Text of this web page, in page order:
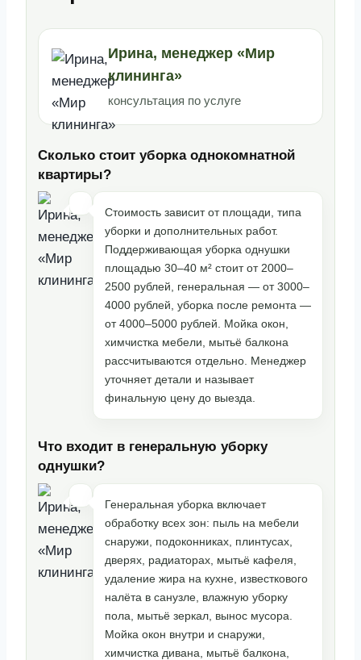
Ирина, менеджер «Мир
клининга»
консультация по услуге
Сколько стоит уборка однокомнатной
квартиры?
Стоимость зависит от площади, типа
уборки и дополнительных работ.
Поддерживающая уборка однушки
площадью 30–40 м² стоит от 2000–
2500 рублей, генеральная — от 3000–
4000 рублей, уборка после ремонта —
от 4000–5000 рублей. Мойка окон,
химчистка мебели, мытьё балкона
рассчитываются отдельно. Менеджер
уточняет детали и называет
финальную цену до выезда.
Что входит в генеральную уборку
однушки?
Генеральная уборка включает
обработку всех зон: пыль на мебели
снаружи, подоконниках, плинтусах,
дверях, радиаторах, мытьё кафеля,
удаление жира на кухне, известкового
налёта в санузле, влажную уборку
пола, мытьё зеркал, вынос мусора.
Мойка окон внутри и снаружи,
химчистка дивана, мытьё балкона,